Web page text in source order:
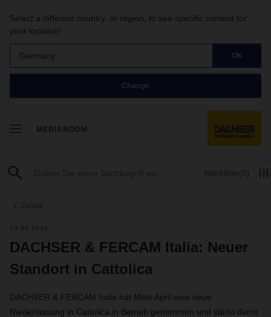
Select a different country, or region, to see specific content for
your location!
Germany OK
Change
MEDIAROOM
Merkliste(0)
Zurück
03.06.2024
DACHSER & FERCAM Italia: Neuer
Standort in Cattolica
DACHSER & FERCAM Italia hat Mitte April eine neue
Niederlassung in Cattolica in Betrieb genommen und stärkt damit